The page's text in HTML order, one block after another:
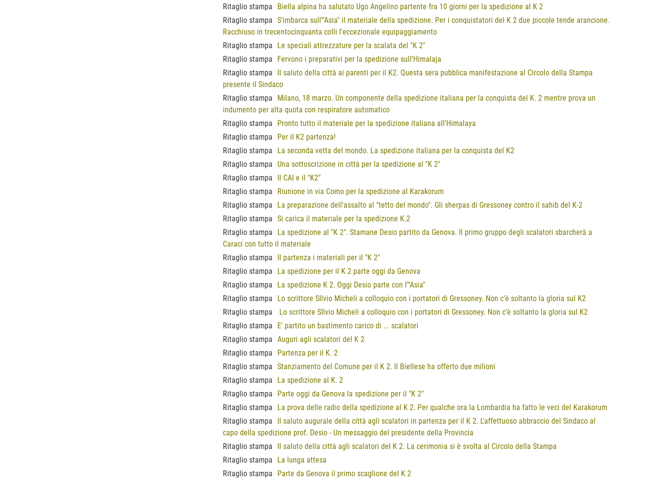
Ritaglio stampa
Biella alpina ha salutato Ugo Angelino partente fra 10 giorni per la spedizione al K 2
Ritaglio stampa S'imbarca sull'"Asia" il materiale della spedizione. Per i conquistatori del K 2 due piccole tende arancione.
Racchiuso in trecentocinquanta colli l'eccezionale equipaggiamento
Ritaglio stampa
Le speciali attrezzature per la scalata del "K 2"
Ritaglio stampa
Fervono i preparativi per la spedizione sull'Himalaja
Ritaglio stampa
Il saluto della città ai parenti per il K2. Questa sera pubblica manifestazione al Circolo della Stampa
presente il Sindaco
Ritaglio stampa
Milano, 18 marzo. Un componente della spedizione italiana per la conquista del K. 2 mentre prova un
indumento per alta quota con respiratore automatico
Ritaglio stampa
Pronto tutto il materiale per la spedizione italiana all'Himalaya
Ritaglio stampa
Per il K2 partenza!
Ritaglio stampa
La seconda vetta del mondo. La spedizione italiana per la conquista del K2
Ritaglio stampa
Una sottoscrizione in città per la spedizione al "K 2"
Ritaglio stampa
Il CAI e il "K2"
Ritaglio stampa
Riunione in via Como per la spedizione al Karakorum
Ritaglio stampa
La preparazione dell'assalto al "tetto del mondo". Gli sherpas di Gressoney contro il sahib del K-2
Ritaglio stampa Si carica il materiale per la spedizione K.2
Ritaglio stampa
La spedizione al "K 2". Stamane Desio partito da Genova. Il primo gruppo degli scalatori sbarcherà a
Caraci con tutto il materiale
Ritaglio stampa
Il partenza i materiali per il "K 2"
Ritaglio stampa
La spedizione per il K 2 parte oggi da Genova
Ritaglio stampa
La spedizione K 2. Oggi Desio parte con l'"Asia"
Ritaglio stampa
Lo scrittore SIlvio Micheli a colloquio con i portatori di Gressoney. Non c'è soltanto la gloria sul K2
Ritaglio stampa
Lo scrittore SIlvio Micheli a colloquio con i portatori di Gressoney. Non c'è soltanto la gloria sul K2
Ritaglio stampa
E' partito un bastimento carico di ... scalatori
Ritaglio stampa Auguri agli scalatori del K 2
Ritaglio stampa
Partenza per il K. 2
Ritaglio stampa Stanziamento del Comune per il K 2. Il Biellese ha offerto due milioni
Ritaglio stampa
La spedizione al K. 2
Ritaglio stampa
Parte oggi da Genova la spedizione per il "K 2"
Ritaglio stampa
La prova delle radio della spedizione al K 2. Per qualche ora la Lombardia ha fatto le veci del Karakorum
Ritaglio stampa
Il saluto augurale della città agli scalatori in partenza per il K 2. L'affettuoso abbraccio del Sindaco al
capo della spedizione prof. Desio - Un messaggio del presidente della Provincia
Ritaglio stampa
Il saluto della città agli scalatori del K 2. La cerimonia si è svolta al Circolo della Stampa
Ritaglio stampa
La lunga attesa
Ritaglio stampa
Parte da Genova il primo scaglione del K 2